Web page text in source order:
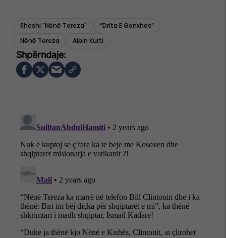
Sheshi "nënë Tereza"
“drita E Gonxhes”
Nënë Tereza
Albin Kurti